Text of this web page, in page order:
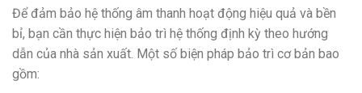
Để đảm bảo hệ thống âm thanh hoạt động hiệu quả và bền
bỉ, bạn cần thực hiện bảo trì hệ thống định kỳ theo hướng
dẫn của nhà sản xuất. Một số biện pháp bảo trì cơ bản bao
gồm: